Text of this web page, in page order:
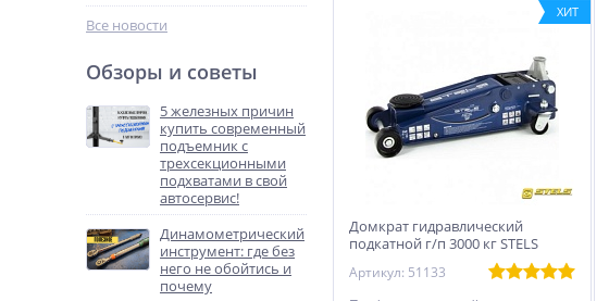
Все новости
Обзоры и советы
5 железных причин
купить современный
подъемник с
трехсекционными
подхватами в свой
автосервис!
Динамометрический
инструмент: где без
него не обойтись и
почему
ХИТ
Домкрат гидравлический
подкатной г/п 3000 кг STELS
Артикул: 51133